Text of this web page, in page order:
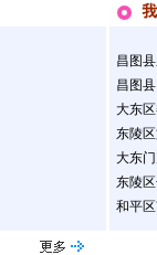
昌图
昌图
大东
东陵
大东
东陵
和平